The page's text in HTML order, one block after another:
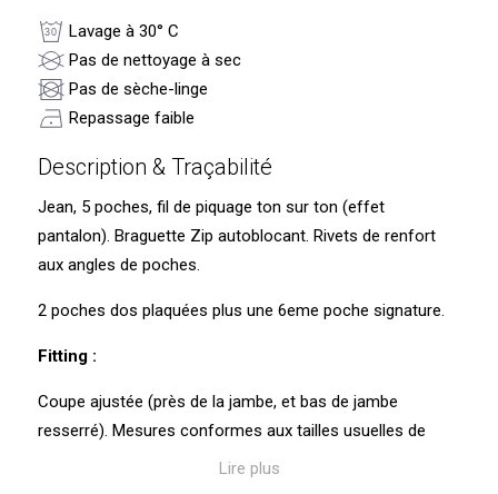
Lavage à 30° C
Pas de nettoyage à sec
Pas de sèche-linge
Repassage faible
Description & Traçabilité
Jean, 5 poches, fil de piquage ton sur ton (effet
pantalon). Braguette Zip autoblocant. Rivets de renfort
aux angles de poches.
2 poches dos plaquées plus une 6eme poche signature.
Fitting :
Coupe ajustée (près de la jambe, et bas de jambe
resserré). Mesures conformes aux tailles usuelles de
Lire plus